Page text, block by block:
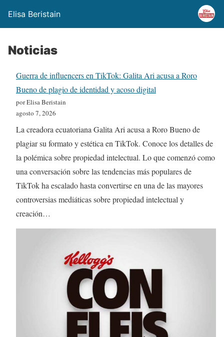
Elisa Beristain
Noticias
Guerra de influencers en TikTok: Galita Ari acusa a Roro
Bueno de plagio de identidad y acoso digital
por Elisa Beristain
agosto 7, 2026
La creadora ecuatoriana Galita Ari acusa a Roro Bueno de
plagiar su formato y estética en TikTok. Conoce los detalles de
la polémica sobre propiedad intelectual. Lo que comenzó como
una conversación sobre las tendencias más populares de
TikTok ha escalado hasta convertirse en una de las mayores
controversias mediáticas sobre propiedad intelectual y
creación…